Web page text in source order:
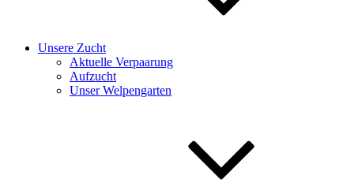
Unsere Zucht
Aktuelle Verpaarung
Aufzucht
Unser Welpengarten